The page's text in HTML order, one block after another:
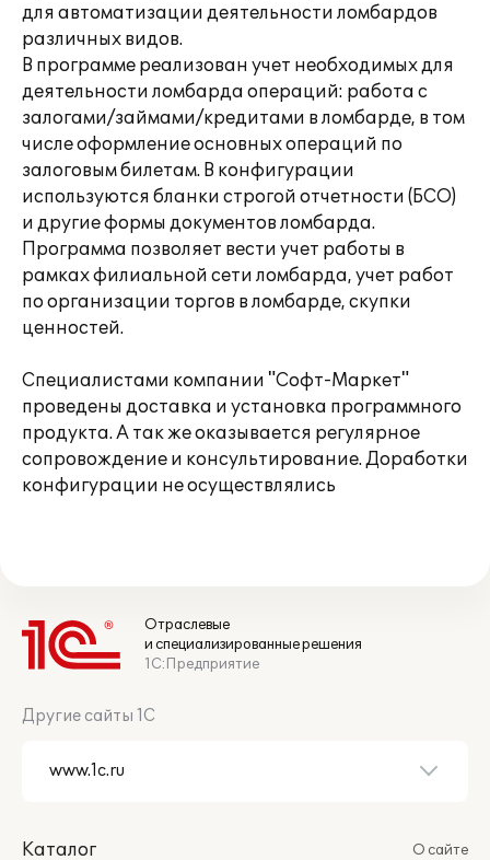
для автоматизации деятельности ломбардов
различных видов.
В программе реализован учет необходимых для
деятельности ломбарда операций: работа с
залогами/займами/кредитами в ломбарде, в том
числе оформление основных операций по
залоговым билетам. В конфигурации
используются бланки строгой отчетности (БСО)
и другие формы документов ломбарда.
Программа позволяет вести учет работы в
рамках филиальной сети ломбарда, учет работ
по организации торгов в ломбарде, скупки
ценностей.
Специалистами компании "Софт-Маркет"
проведены доставка и установка программного
продукта. А так же оказывается регулярное
сопровождение и консультирование. Доработки
конфигурации не осуществлялись
Отраслевые
и специализированные решения
1С:Предприятие
Другие сайты 1С
Каталог О сайте